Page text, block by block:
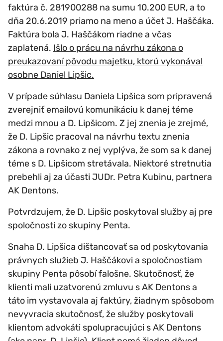
faktúra č. 281900288 na sumu 10.200 EUR, a to
dňa 20.6.2019 priamo na meno a účet J. Haščáka.
Faktúra bola J. Haščákom riadne a včas
zaplatená. Išlo o prácu na návrhu zákona o
preukazovaní pôvodu majetku, ktorú vykonával
osobne Daniel Lipšic.
V prípade súhlasu Daniela Lipšica som pripravená
zverejniť emailovú komunikáciu k danej téme
medzi mnou a D. Lipšicom. Z jej znenia je zrejmé,
že D. Lipšic pracoval na návrhu textu znenia
zákona a rovnako z nej vyplýva, že som sa k danej
téme s D. Lipšicom stretávala. Niektoré stretnutia
prebehli aj za účasti JUDr. Petra Kubinu, partnera
AK Dentons.
Potvrdzujem, že D. Lipšic poskytoval služby aj pre
spoločnosti zo skupiny Penta.
Snaha D. Lipšica dištancovať sa od poskytovania
právnych služieb J. Haščákovi a spoločnostiam
skupiny Penta pôsobí falošne. Skutočnosť, že
klienti mali uzatvorenú zmluvu s AK Dentons a
táto im vystavovala aj faktúry, žiadnym spôsobom
nevyvracia skutočnosť, že služby poskytovali
klientom advokáti spolupracujúci s AK Dentons